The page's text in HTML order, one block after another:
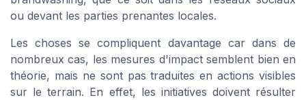
ou devant les parties prenantes locales.
Les choses se compliquent davantage car dans de
nombreux cas, les mesures d'impact semblent bien en
théorie, mais ne sont pas traduites en actions visibles
sur le terrain. En effet, les initiatives doivent résulter